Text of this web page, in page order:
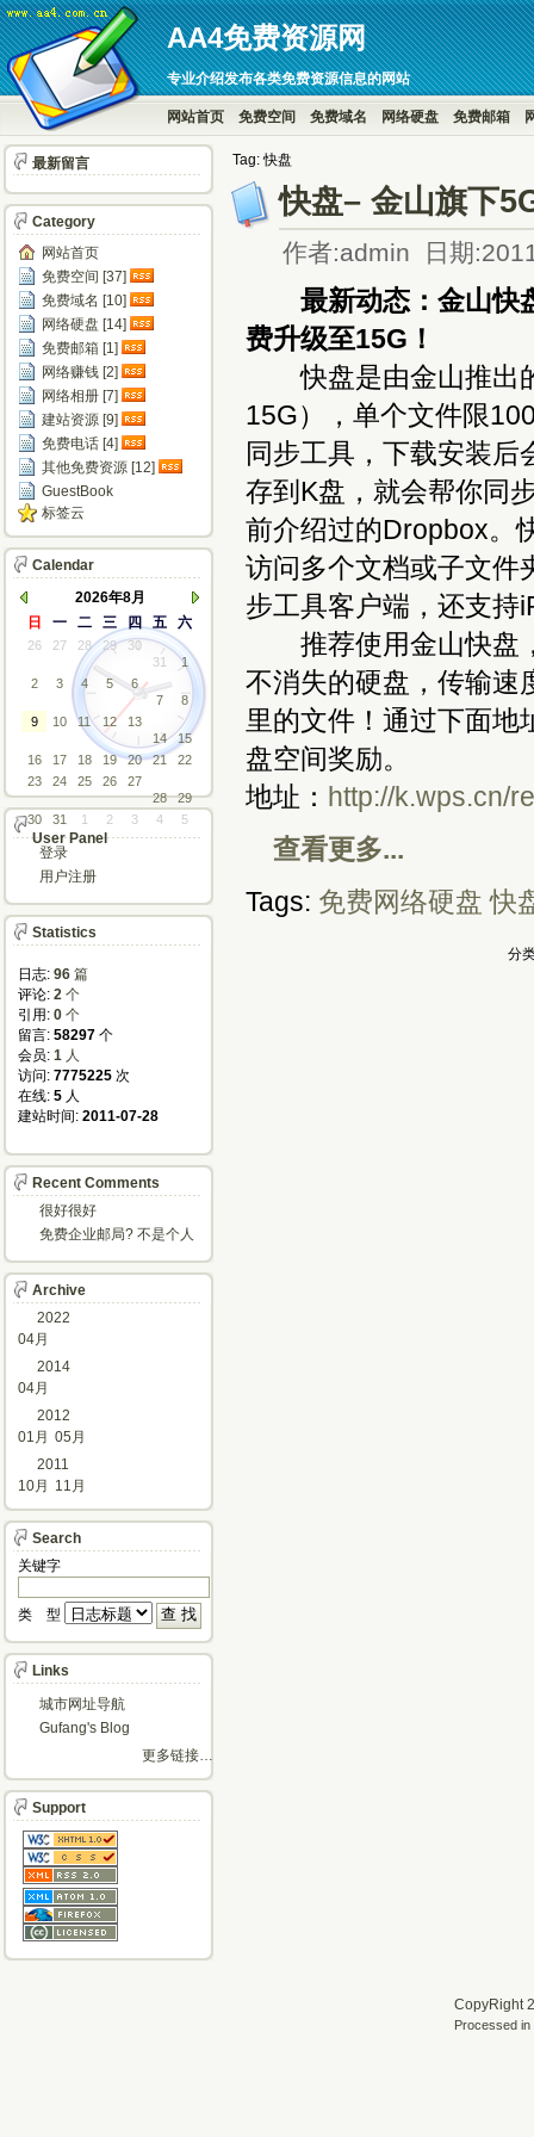
AA4免费资源网
专业介绍发布各类免费资源信息的网站
网站首页 免费空间 免费域名 网络硬盘 免费邮箱
Tag: 快盘
快盘– 金山旗下
作者:admin 日期
最新动态：金山快盘
费升级至15G！
快盘是由金山推出的
15G），单个文件限
同步工具，下载安装后
存到K盘，就会帮你同
前介绍过的Dropbox。
访问多个文档或子文件
步工具客户端，还支持
推荐使用金山快盘，
不消失的硬盘，传输速
里的文件！通过下面地
盘空间奖励。
地址： http://k.wps.cn/
查看更多...
Tags: 免费网络硬盘 快
分
最新留言
Category
网站首页
免费空间 [37]
免费域名 [10]
网络硬盘 [14]
免费邮箱 [1]
网络赚钱 [2]
网络相册 [7]
建站资源 [9]
免费电话 [4]
其他免费资源 [12]
GuestBook
标签云
Calendar
2026年8月
日
一 二 三 四 五 六
26 27 28 29
30
31
1
2
3 4 5
6
7
8
9
10 11 12
13
14
15
16
17 18 19 20 21
22
23
24 25 26
27
28
29
30
31 1 2 3 4 5
User Panel
登录
用户注册
Statistics
日志: 96 篇
评论: 2 个
引用: 0 个
留言: 58297 个
会员: 1 人
访问: 7775225 次
在线: 5 人
建站时间: 2011-07-28
Recent Comments
很好很好
免费企业邮局? 不是个人
Archive
2022
04月
2014
04月
2012
01月 05月
2011
10月
11月
Search
关键字
类 型
Links
城市网址导航
Gufang's Blog
更多链接…
Support
CopyRight
Processed in